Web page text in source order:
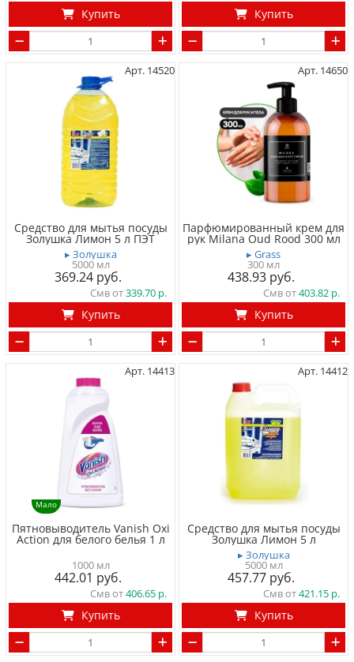
Купить Купить
Арт. 14520
Средство для мытья посуды
Золушка Лимон 5 л ПЭТ
▸ Золушка
5000 мл
369.24
Смв от339.70
Купить
Арт. 14650
Парфюмированный крем для
рук Milana Oud Rood 300 мл
▸ Grass
300 мл
438.93
Смв от403.82
Купить
Арт. 14413
Мало
Пятновыводитель Vanish Oxi
Action для белого белья 1 л
1000 мл
442.01
Смв от406.65
Купить
Арт. 14412
Средство для мытья посуды
Золушка Лимон 5 л
▸ Золушка
5000 мл
457.77
Смв от421.15
Купить